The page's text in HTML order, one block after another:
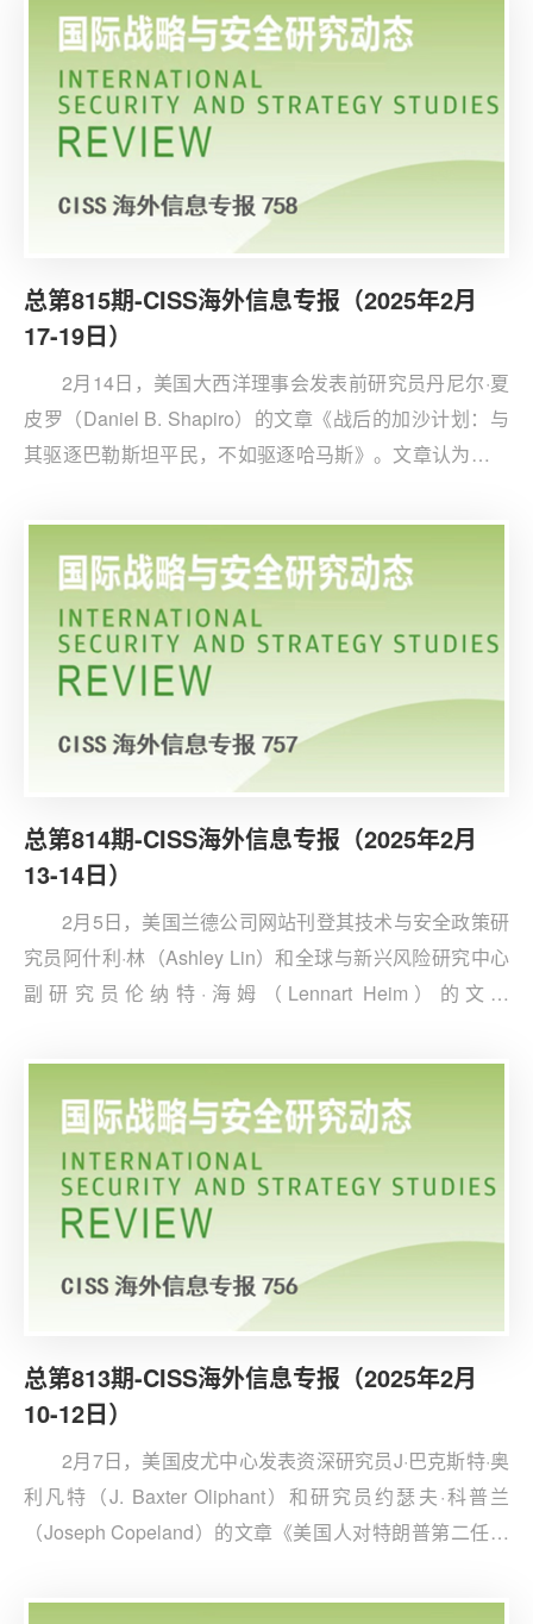
年前始于英国布莱切利的安全共识彻底破裂。
总第815期-CISS海外信息专报（2025年2月
17-19日）
2月14日，美国大西洋理事会发表前研究员丹尼尔·夏
皮罗（Daniel B. Shapiro）的文章《战后的加沙计划：与
其驱逐巴勒斯坦平民，不如驱逐哈马斯》。文章认为，特
会不顾一切地拒绝这一破坏稳定的计划。
总第814期-CISS海外信息专报（2025年2月
13-14日）
2月5日，美国兰德公司网站刊登其技术与安全政策研
究员阿什利·林（Ashley Lin）和全球与新兴风险研究中心
副研究员伦纳特·海姆（Lennart Heim）的文章
章认为，DeepSeek的成功不仅仅是技术突破，更反映美
国出口管制政策漏洞。尽管美国对中国实施严格的芯片出
口限制，DeepSeek仍通过优化计算效率和利用中等性能
芯片训练出与GPT-4相媲美的人工智能模型。
总第813期-CISS海外信息专报（2025年2月
10-12日）
2月7日，美国皮尤中心发表资深研究员J·巴克斯特·奥
利凡特（J. Baxter Oliphant）和研究员约瑟夫·科普兰
（Joseph Copeland）的文章《美国人对特朗普第二任期
半美国公民（47%）认为特朗普的移民政策妥当。44%的